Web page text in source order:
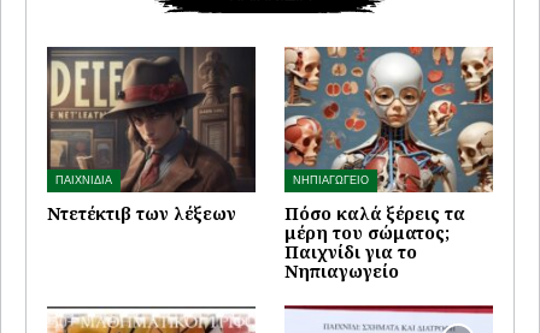
ΠΑΙΧΝΙΔΙΑ
Ντετέκτιβ των λέξεων
ΝΗΠΙΑΓΩΓΕΙΟ
Πόσο καλά ξέρεις τα
μέρη του σώματος;
Παιχνίδι για το
Νηπιαγωγείο